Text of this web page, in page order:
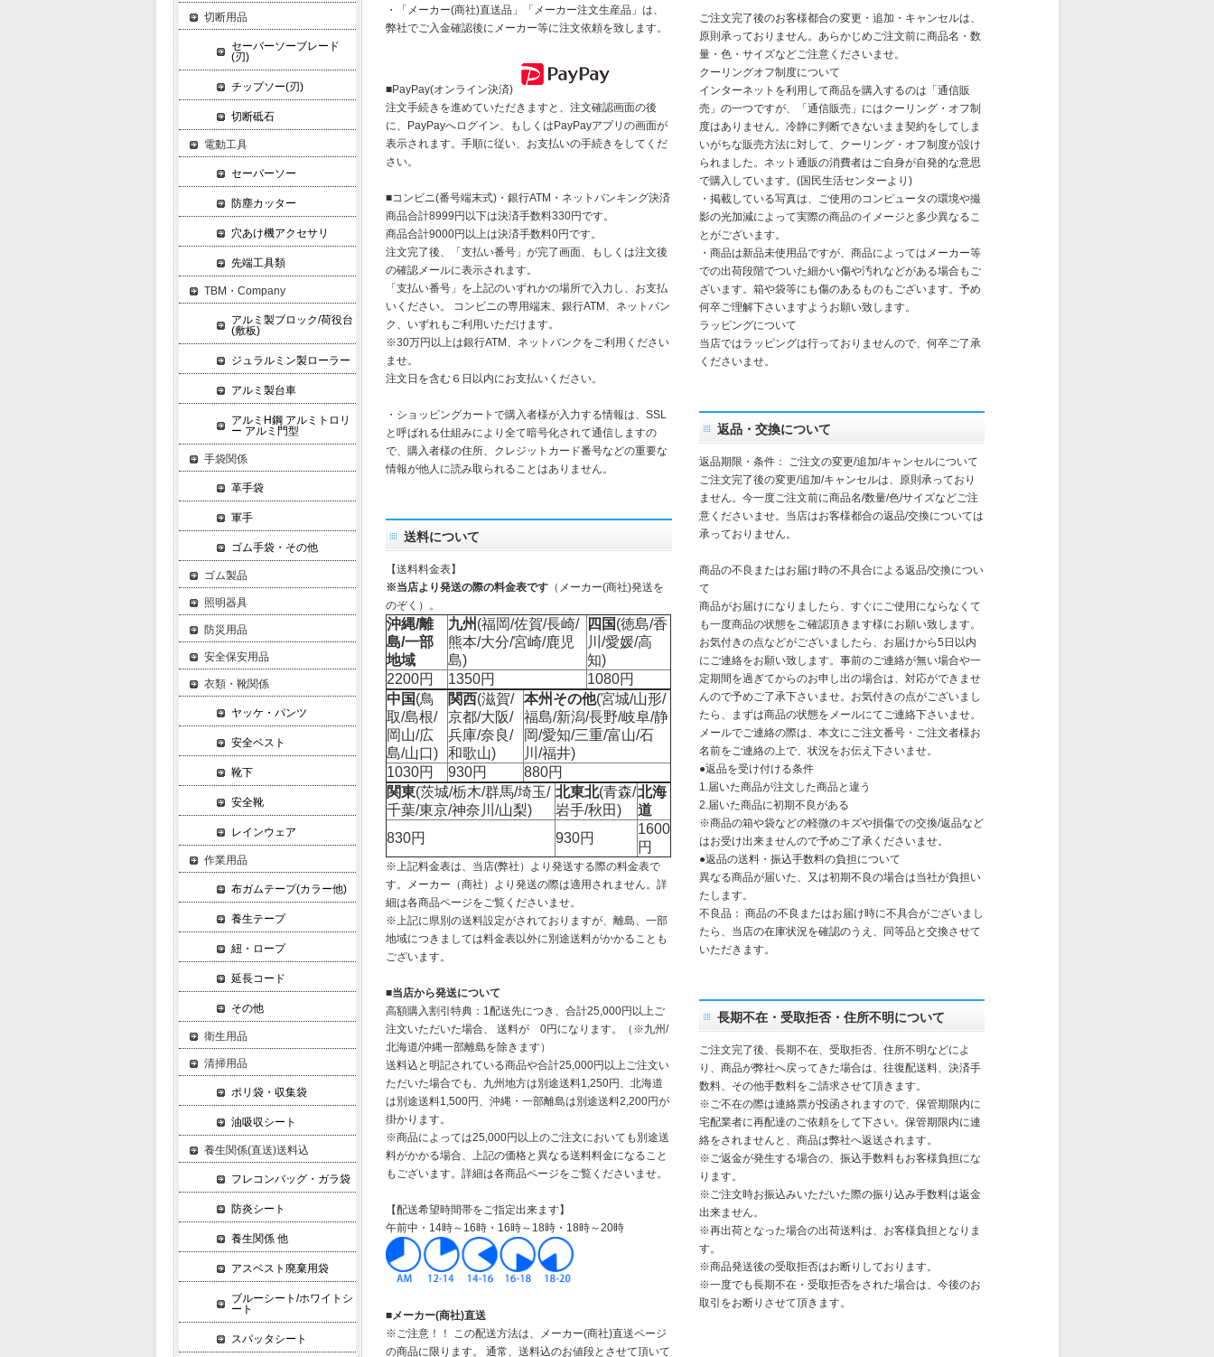
・「メーカー(商社)直送品」「メーカー注文生産品」は、
弊社でご入金確認後にメーカー等に注文依頼を致します。
■PayPay(オンライン決済)
注文手続きを進めていただきますと、注文確認画面の後
に、PayPayへログイン、もしくはPayPayアプリの画面が
表示されます。手順に従い、お支払いの手続きをしてくだ
さい。
■コンビニ(番号端末式)・銀行ATM・ネットバンキング決済
商品合計8999円以下は決済手数料330円です。
商品合計9000円以上は決済手数料0円です。
注文完了後、「支払い番号」が完了画面、もしくは注文後
の確認メールに表示されます。
「支払い番号」を上記のいずれかの場所で入力し、お支払
いください。 コンビニの専用端末、銀行ATM、ネットバン
ク、いずれもご利用いただけます。
※30万円以上は銀行ATM、ネットバンクをご利用ください
ませ。
注文日を含む６日以内にお支払いください。
・ショッピングカートで購入者様が入力する情報は、SSL
と呼ばれる仕組みにより全て暗号化されて通信しますの
で、購入者様の住所、クレジットカード番号などの重要な
情報が他人に読み取られることはありません。
送料について
【送料料金表】
※当店より発送の際の料金表です （メーカー(商社)発送を
のぞく）。
沖縄/離
島/一部
地域
九州 (福岡/佐賀/長崎/
熊本/大分/宮崎/鹿児
島)
四国(徳島/香
川/愛媛/高
知)
2200円
1350円
1080円
中国(鳥
取/島根/
岡山/広
島/山口)
関西(滋賀/
京都/大阪/
兵庫/奈良/
和歌山)
本州その他(宮城/山形/
福島/新潟/長野/岐阜/静
岡/愛知/三重/富山/石
川/福井)
1030円
930円
880円
関東(茨城/栃木/群馬/埼玉/
千葉/東京/神奈川/山梨)
北東北(青森/
岩手/秋田)
北海
道
830円
930円
1600
円
※上記料金表は、当店(弊社）より発送する際の料金表で
す。メーカー（商社）より発送の際は適用されません。詳
細は各商品ページをご覧くださいませ。
※上記に県別の送料設定がされておりますが、離島、一部
地域につきましては料金表以外に別途送料がかかることも
ございます。
■当店から発送について
高額購入割引特典：1配送先につき、合計25,000円以上ご
注文いただいた場合、 送料が 0円になります。（※九州/
北海道/沖縄一部離島を除きます）
送料込と明記されている商品や合計25,000円以上ご注文い
ただいた場合でも、九州地方は別途送料1,250円、北海道
は別途送料1,500円、沖縄・一部離島は別途送料2,200円が
掛かります。
※商品によっては25,000円以上のご注文においても別途送
料がかかる場合、上記の価格と異なる送料料金になること
もございます。詳細は各商品ページをご覧くださいませ。
【配送希望時間帯をご指定出来ます】
午前中・14時～16時・16時～18時・18時～20時
■メーカー(商社)直送
※ご注意！！ この配送方法は、メーカー(商社)直送ページ
の商品に限ります。 通常、送料込のお値段とさせて頂いて
ご注文完了後のお客様都合の変更・追加・キャンセルは、
原則承っておりません。あらかじめご注文前に商品名・数
量・色・サイズなどご注意くださいませ。
クーリングオフ制度について
インターネットを利用して商品を購入するのは「通信販
売」の一つですが、「通信販売」にはクーリング・オフ制
度はありません。冷静に判断できないまま契約をしてしま
いがちな販売方法に対して、クーリング・オフ制度が設け
られました。ネット通販の消費者はご自身が自発的な意思
で購入しています。(国民生活センターより)
・掲載している写真は、ご使用のコンピュータの環境や撮
影の光加減によって実際の商品のイメージと多少異なるこ
とがございます。
・商品は新品未使用品ですが、商品によってはメーカー等
での出荷段階でついた細かい傷や汚れなどがある場合もご
ざいます。箱や袋等にも傷のあるものもございます。予め
何卒ご理解下さいますようお願い致します。
ラッピングについて
当店ではラッピングは行っておりませんので、何卒ご了承
くださいませ。
返品・交換について
返品期限・条件： ご注文の変更/追加/キャンセルについて
ご注文完了後の変更/追加/キャンセルは、原則承っており
ません。今一度ご注文前に商品名/数量/色/サイズなどご注
意くださいませ。当店はお客様都合の返品/交換については
承っておりません。
商品の不良またはお届け時の不具合による返品/交換につい
て
商品がお届けになりましたら、すぐにご使用にならなくて
も一度商品の状態をご確認頂きます様にお願い致します。
お気付きの点などがございましたら、お届けから5日以内
にご連絡をお願い致します。事前のご連絡が無い場合や一
定期間を過ぎてからのお申し出の場合は、対応ができませ
んので予めご了承下さいませ。お気付きの点がございまし
たら、まずは商品の状態をメールにてご連絡下さいませ。
メールでご連絡の際は、本文にご注文番号・ご注文者様お
名前をご連絡の上で、状況をお伝え下さいませ。
●返品を受け付ける条件
1.届いた商品が注文した商品と違う
2.届いた商品に初期不良がある
※商品の箱や袋などの軽微のキズや損傷での交換/返品など
はお受け出来ませんので予めご了承くださいませ。
●返品の送料・振込手数料の負担について
異なる商品が届いた、又は初期不良の場合は当社が負担い
たします。
不良品： 商品の不良またはお届け時に不具合がございまし
たら、当店の在庫状況を確認のうえ、同等品と交換させて
いただきます。
長期不在・受取拒否・住所不明について
ご注文完了後、長期不在、受取拒否、住所不明などによ
り、商品が弊社へ戻ってきた場合は、往復配送料、決済手
数料、その他手数料をご請求させて頂きます。
※ご不在の際は連絡票が投函されますので、保管期限内に
宅配業者に再配達のご依頼をして下さい。保管期限内に連
絡をされませんと、商品は弊社へ返送されます。
※ご返金が発生する場合の、振込手数料もお客様負担にな
ります。
※ご注文時お振込みいただいた際の振り込み手数料は返金
出来ません。
※再出荷となった場合の出荷送料は、お客様負担となりま
す。
※商品発送後の受取拒否はお断りしております。
※一度でも長期不在・受取拒否をされた場合は、今後のお
取引をお断りさせて頂きます。
切断用品
セーバーソーブレード
(刃)
チップソー(刃)
切断砥石
電動工具
セーバーソー
防塵カッター
穴あけ機アクセサリ
先端工具類
TBM・Company
アルミ製ブロック/荷役台
(敷板)
ジュラルミン製ローラー
アルミ製台車
アルミH鋼 アルミトロリ
ー アルミ門型
手袋関係
革手袋
軍手
ゴム手袋・その他
ゴム製品
照明器具
防災用品
安全保安用品
衣類・靴関係
ヤッケ・パンツ
安全ベスト
靴下
安全靴
レインウェア
作業用品
布ガムテープ(カラー他)
養生テープ
紐・ロープ
延長コード
その他
衛生用品
清掃用品
ポリ袋・収集袋
油吸収シート
養生関係(直送)送料込
フレコンバッグ・ガラ袋
防炎シート
養生関係 他
アスベスト廃棄用袋
ブルーシート/ホワイトシ
ート
スパッタシート